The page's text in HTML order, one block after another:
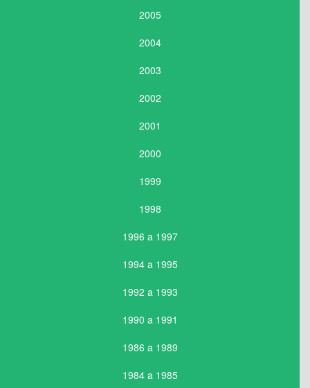
2005
2004
2003
2002
2001
2000
1999
1998
1996 a 1997
1994 a 1995
1992 a 1993
1990 a 1991
1986 a 1989
1984 a 1985